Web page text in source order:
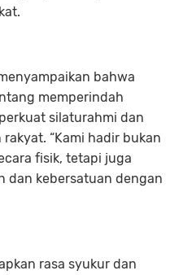
bahwa
memperindah
silaturahmi dan
“Kami hadir bukan
fisik, tetapi juga
dan kebersatuan dengan
rasa syukur dan